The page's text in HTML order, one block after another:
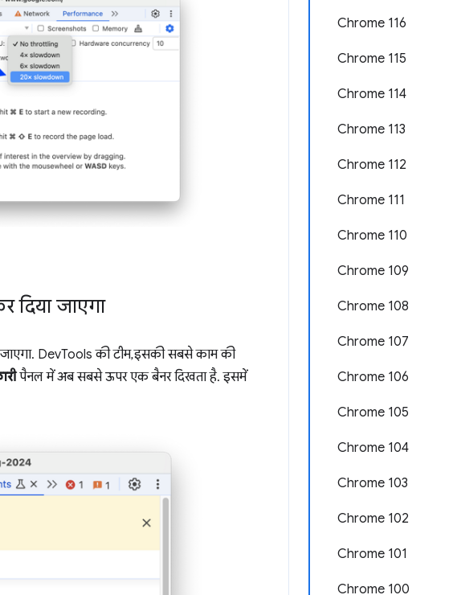
Chrome 116
Chrome 115
Chrome 114
Chrome 113
Chrome 112
Chrome 111
Chrome 110
Chrome 109
Chrome 108
Chrome 107
Chrome 106
Chrome 105
Chrome 104
Chrome 103
Chrome 102
Chrome 101
Chrome 100
दिया जाएगा
DevTools की टीम, इसकी सबसे काम की
पैनल में अब सबसे ऊपर एक बैनर दिखता है. इसमें